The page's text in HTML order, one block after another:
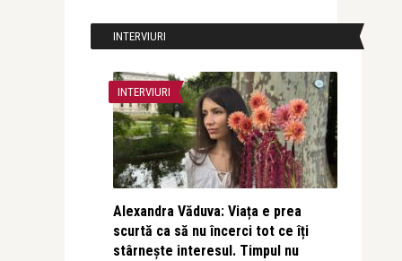
INTERVIURI
INTERVIURI
Alexandra Văduva: Viața e prea
scurtă ca să nu încerci tot ce îți
stârnește interesul. Timpul nu